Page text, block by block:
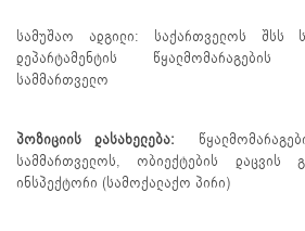
სამუშაო ადგილი: საქართველოს შსს
დეპარტამენტის
სამმართველო
პოზიციის დასახელება:
სამმართველოს, ობიექტების დაცვის
ინსპექტორი (სამოქალაქო პირი)